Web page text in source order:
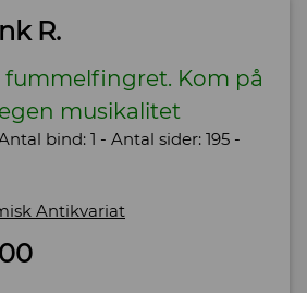
R.
fummelfingret. Kom på
musikalitet
bind: 1 - Antal sider: 195 -
Antikvariat